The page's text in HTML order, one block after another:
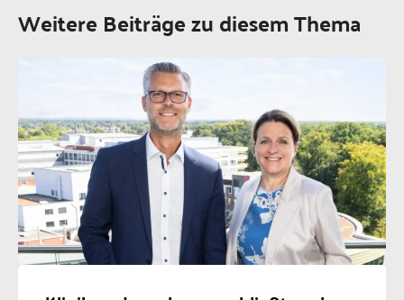
Weitere Beiträge zu diesem Thema